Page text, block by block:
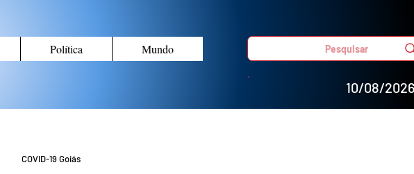
Política Mundo Pesquisar
10/08/2026
COVID-19 Goiás